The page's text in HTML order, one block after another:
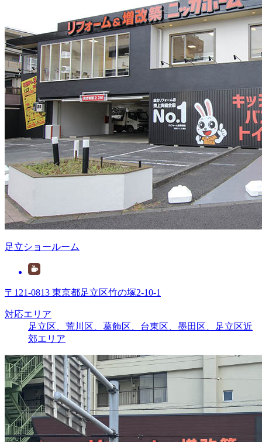
足立ショールーム
〒121-0813 東京都足立区竹の塚2-10-1
対応エリア
足立区、荒川区、葛飾区、台東区、墨田区、足立区近
郊エリア